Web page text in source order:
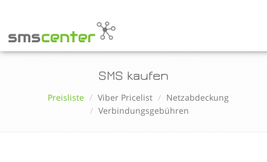
SMS kaufen
Preisliste Viber Pricelist
Netzabdeckung
Verbindungsgebühren